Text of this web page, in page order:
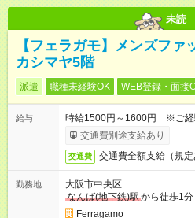
未読
【フェラガモ】メンズフ
カシマヤ5階
派遣 職種未経験OK WEB登録・面接
給与
時給1500円～1600円 ※ご経
交通費別途支給あり
交通費 交通費全額支給（規定
勤務地
大阪市中央区
なんば(地下鉄)駅から徒歩1分
Ferragamo